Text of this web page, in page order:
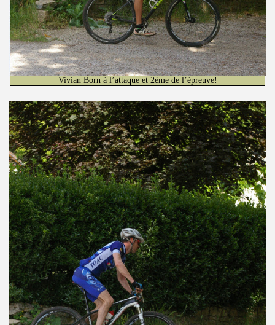
Vivian Born à l’attaque et 2ème de l’épreuve!